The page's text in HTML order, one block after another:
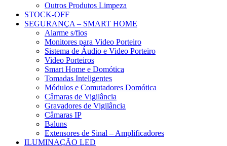
Outros Produtos Limpeza
STOCK-OFF
SEGURANÇA – SMART HOME
Alarme s/fios
Monitores para Video Porteiro
Sistema de Áudio e Video Porteiro
Video Porteiros
Smart Home e Domótica
Tomadas Inteligentes
Módulos e Comutadores Domótica
Câmaras de Vigilância
Gravadores de Vigilância
Câmaras IP
Baluns
Extensores de Sinal – Amplificadores
ILUMINAÇÃO LED